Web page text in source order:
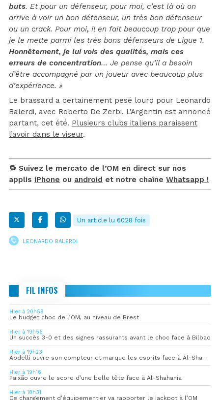
buts. Et pour un défenseur, pour moi, c’est là où on
arrive à voir un bon défenseur, un très bon défenseur
ou un crack. Pour moi, il en fait beaucoup trop pour que
je le mette parmi les très bons défenseurs de Ligue 1.
Honnêtement, je lui vois des qualités, mais ces
erreurs de concentration… Je pense qu’il a besoin
d’être accompagné par un joueur avec beaucoup plus
d’expérience. »
Le brassard a certainement pesé lourd pour Leonardo
Balerdi, avec Roberto De Zerbi. L’Argentin est annoncé
partant, cet été. Plusieurs clubs italiens paraissent
l’avoir dans le viseur.
🔁 Suivez le mercato de l’OM en direct sur nos
applis iPhone ou android et notre chaîne Whatsapp !
Un article lu 6028 fois
LEONARDO BALERDI
FIL INFOS
Hier à 20h59
Le budget choc de l’OM, au niveau de Brest
Hier à 19h56
Un succès 3-0 et des signes rassurants avant le choc face à Bilbao
Hier à 19h23
Abdelli ouvre son compteur et marque les esprits face à Al-Shahania
Hier à 19h16
Paixão ouvre le score d’une belle tête face à Al-Shahania
Hier à 18h31
Ce changement d’équipementier va rapporter le jackpot à l’OM